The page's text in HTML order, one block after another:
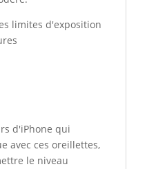
limites d'exposition
d'iPhone qui
avec ces oreillettes,
le niveau